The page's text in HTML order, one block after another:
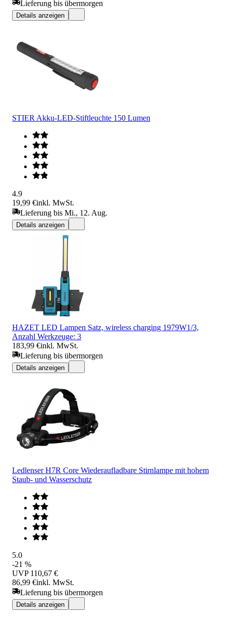
Lieferung bis übermorgen
Details anzeigen
STIER Akku-LED-Stiftleuchte 150 Lumen
4.9
19,99 €inkl. MwSt.
Lieferung bis Mi., 12. Aug.
Details anzeigen
HAZET LED Lampen Satz, wireless charging 1979W1/3,
Anzahl Werkzeuge: 3
183,99 €inkl. MwSt.
Lieferung bis übermorgen
Details anzeigen
Ledlenser H7R Core Wiederaufladbare Stirnlampe mit hohem
Staub- und Wasserschutz
5.0
-21 %
UVP 110,67 €
86,99 €inkl. MwSt.
Lieferung bis übermorgen
Details anzeigen